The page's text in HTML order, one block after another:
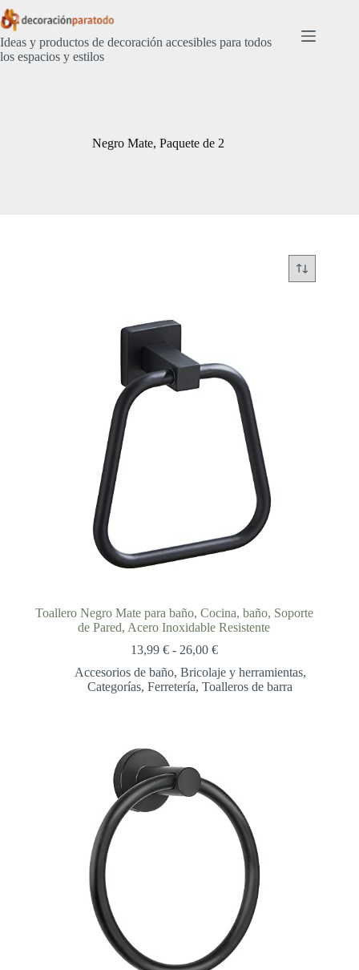
Saltar
al
contenido
Ideas y productos de decoración accesibles para todos
los espacios y estilos
Negro Mate, Paquete de 2
Toallero Negro Mate para baño, Cocina, baño, Soporte
de Pared, Acero Inoxidable Resistente
13,99 € - 26,00 €Rango
precios:
desde
Accesorios de baño, Bricolaje y herramientas,
Categorías,Ferretería,Toalleros de barra